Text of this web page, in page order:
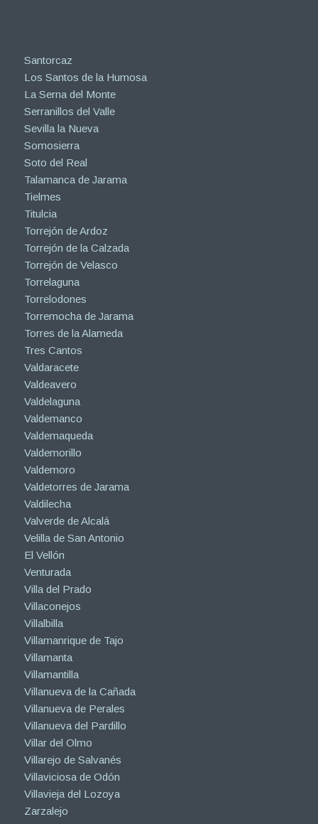
Santorcaz
Los Santos de la Humosa
La Serna del Monte
Serranillos del Valle
Sevilla la Nueva
Somosierra
Soto del Real
Talamanca de Jarama
Tielmes
Titulcia
Torrejón de Ardoz
Torrejón de la Calzada
Torrejón de Velasco
Torrelaguna
Torrelodones
Torremocha de Jarama
Torres de la Alameda
Tres Cantos
Valdaracete
Valdeavero
Valdelaguna
Valdemanco
Valdemaqueda
Valdemorillo
Valdemoro
Valdetorres de Jarama
Valdilecha
Valverde de Alcalá
Velilla de San Antonio
El Vellón
Venturada
Villa del Prado
Villaconejos
Villalbilla
Villamanrique de Tajo
Villamanta
Villamantilla
Villanueva de la Cañada
Villanueva de Perales
Villanueva del Pardillo
Villar del Olmo
Villarejo de Salvanés
Villaviciosa de Odón
Villavieja del Lozoya
Zarzalejo